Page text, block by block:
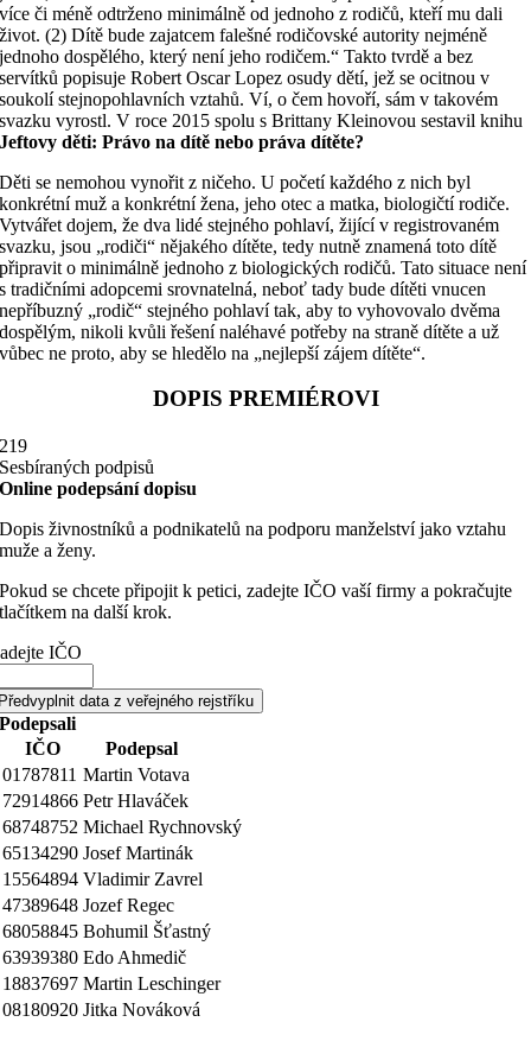
více či méně odtrženo minimálně od jednoho z rodičů, kteří mu dali
život. (2) Dítě bude zajatcem falešné rodičovské autority nejméně
jednoho dospělého, který není jeho rodičem.“ Takto tvrdě a bez
servítků popisuje Robert Oscar Lopez osudy dětí, jež se ocitnou v
soukolí stejnopohlavních vztahů. Ví, o čem hovoří, sám v takovém
svazku vyrostl. V roce 2015 spolu s Brittany Kleinovou sestavil knihu
Jeftovy děti: Právo na dítě nebo práva dítěte?
Děti se nemohou vynořit z ničeho. U početí každého z nich byl
konkrétní muž a konkrétní žena, jeho otec a matka, biologičtí rodiče.
Vytvářet dojem, že dva lidé stejného pohlaví, žijící v registrovaném
svazku, jsou „rodiči“ nějakého dítěte, tedy nutně znamená toto dítě
připravit o minimálně jednoho z biologických rodičů. Tato situace není
s tradičními adopcemi srov­natelná, neboť tady bude dítěti vnucen
nepříbuzný „rodič“ stejného pohlaví tak, aby to vyhovovalo dvěma
dospělým, nikoli kvůli řešení naléhavé potřeby na straně dítěte a už
vůbec ne proto, aby se hledělo na „nejlepší zájem dítěte“.
DOPIS PREMIÉROVI
219
Sesbíraných podpisů
Online podepsání dopisu
Dopis živnostníků a podnikatelů na podporu manželství jako vztahu
muže a ženy.
Pokud se chcete připojit k petici, zadejte IČO vaší firmy a pokračujte
tlačítkem na další krok.
IČO
data z veřejného rejstříku
Podepsali
IČO
Podepsal
01787811 Martin Votava
72914866 Petr Hlaváček
68748752 Michael Rychnovský
65134290 Josef Martinák
15564894 Vladimir Zavrel
47389648 Jozef Regec
68058845 Bohumil Šťastný
63939380 Edo Ahmedič
18837697 Martin Leschinger
08180920 Jitka Nováková